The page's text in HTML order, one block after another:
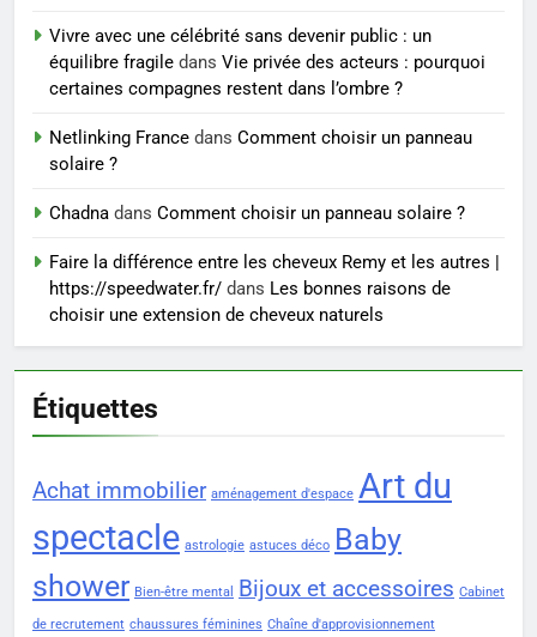
Voyance à La Rochelle : où
trouver un accompagnement
Sclérose en plaques et
femmes enceintes doivent
connaître
SANTÉ
Vivre avec une célébrité sans devenir public : un
équilibre fragile dans Vie privée des acteurs : pourquoi
certaines compagnes restent dans l’ombre ?
Netlinking France dans Comment choisir un panneau
solaire ?
Chadna dans Comment choisir un panneau solaire ?
Faire la différence entre les cheveux Remy et les autres |
https://speedwater.fr/ dans Les bonnes raisons de
choisir une extension de cheveux naturels
Étiquettes
Achat immobilier aménagement d'espace Art du
spectacle astrologie astuces déco Baby
shower Bien-être mental Bijoux et accessoires Cabinet
de recrutement chaussures féminines Chaîne d'approvisionnement